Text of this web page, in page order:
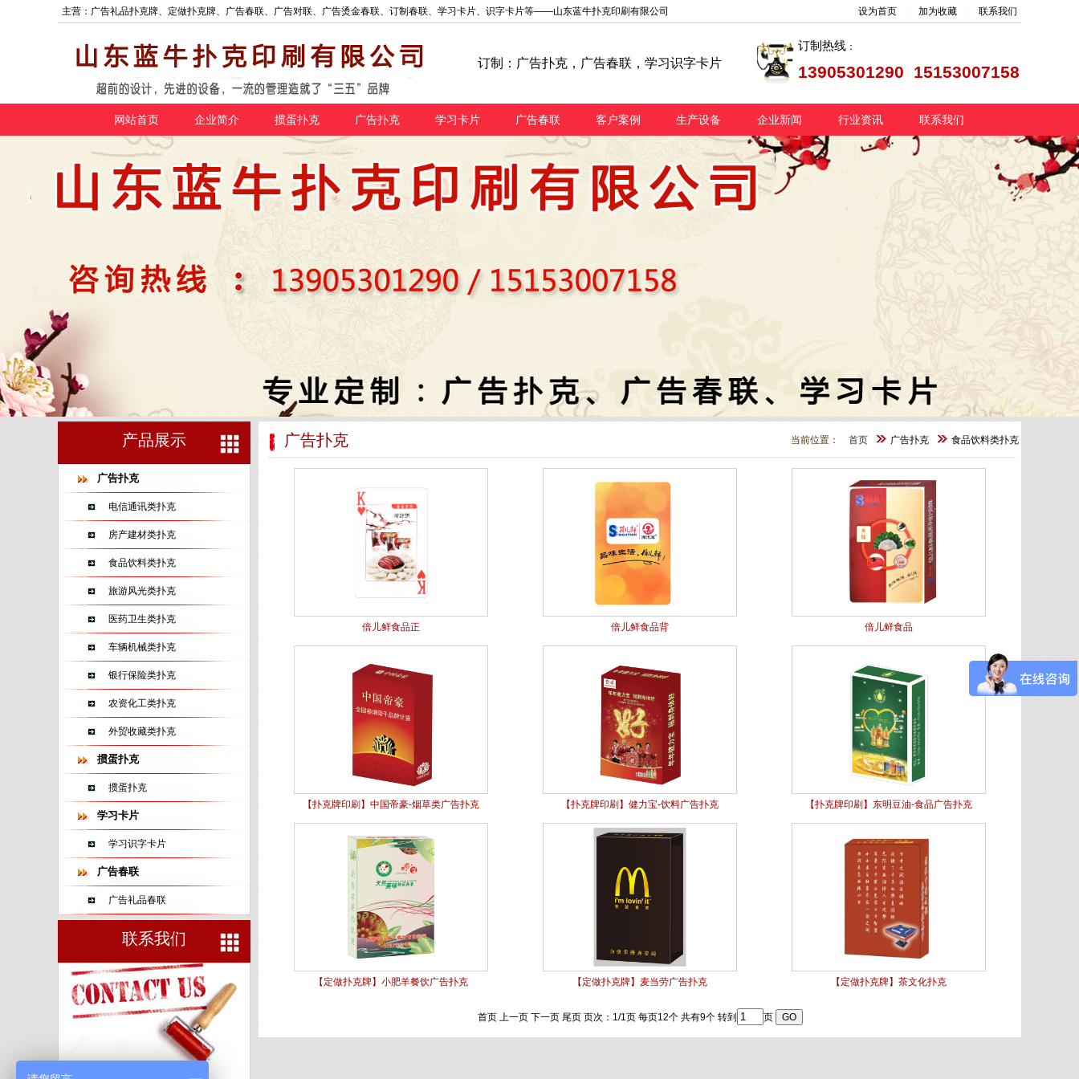
主营：广告礼品扑克牌、定做扑克牌、广告春联、广告对联、广告烫金春联、订制春联、学习卡片、识字卡片等——山东蓝牛扑克印刷有限公司 设为首页 加为收藏 联系我们
订制：广告扑克，广告春联，学习识字卡片
订制热线 ：
13905301290 15153007158
网站首页 企业简介 掼蛋扑克 广告扑克 学习卡片 广告春联 客户案例 生产设备 企业新闻 行业资讯 联系我们
产品展示
广告扑克
电信通讯类扑克
房产建材类扑克
食品饮料类扑克
旅游风光类扑克
医药卫生类扑克
车辆机械类扑克
银行保险类扑克
农资化工类扑克
外贸收藏类扑克
掼蛋扑克
掼蛋扑克
学习卡片
学习识字卡片
广告春联
广告礼品春联
联系我们
广告扑克 当前位置： 首页 广告扑克 食品饮料类扑克
倍儿鲜食品正 倍儿鲜食品背 倍儿鲜食品
【扑克牌印刷】中国帝豪-烟草类广告扑克 【扑克牌印刷】健力宝-饮料广告扑克 【扑克牌印刷】东明豆油-食品广告扑克
【定做扑克牌】小肥羊餐饮广告扑克 【定做扑克牌】麦当劳广告扑克 【定做扑克牌】茶文化扑克
首页 上一页 下一页 尾页 页次：1/1页 每页12个 共有9个 转到 页